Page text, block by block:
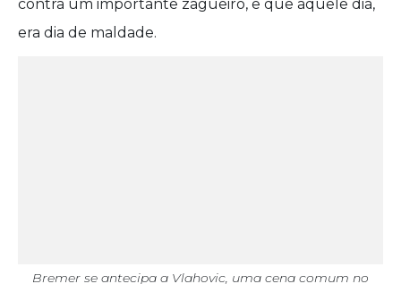
contra um importante zagueiro, e que aquele dia,
era dia de maldade.
Bremer se antecipa a Vlahovic, uma cena comum no